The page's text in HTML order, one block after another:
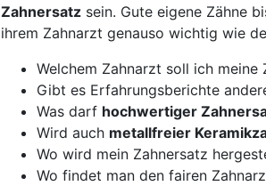
Zahnersatz sein. Gute eigene Zähne
ihrem Zahnarzt genauso wichtig wie
Welchem Zahnarzt soll ich meine
Gibt es Erfahrungsberichte
Was darf hochwertiger
Wird auch metallfreier
Wo wird mein Zahnersatz
Wo findet man den fairen